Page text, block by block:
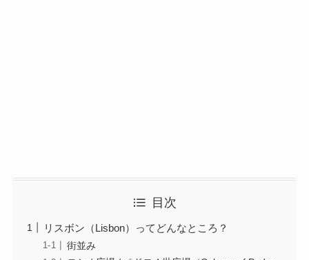
目次
リスボン（Lisbon）ってどんなところ？
街並み